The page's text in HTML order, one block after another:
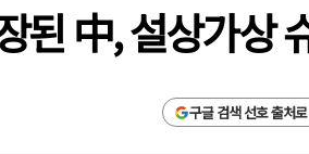
된 中, 설상가상
구글 검색 선호 출처